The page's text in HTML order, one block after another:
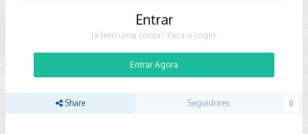
Entrar
Já tem uma conta? Faça o login.
Entrar Agora
Share Seguidores 0